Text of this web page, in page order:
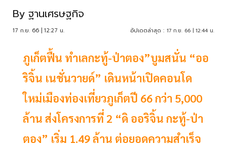
By ฐานเศรษฐกิจ
17 ก.ย. 66 | 12:27 น. อัปเดตล่าสุด : 17 ก.ย. 66 | 12:44 น.
ภูเก็ตฟื้น ทำเลกะทู้-ป่าตอง”บูมสนั่น “ออ
ริจิ้น เนชั่นวายด์” เดินหน้าเปิดคอนโด
ใหม่เมืองท่องเที่ยวภูเก็ตปี 66 กว่า 5,000
ล้าน ส่งโครงการที่ 2​ “ดิ ออริจิ้น กะทู้-ป่า
ตอง” เริ่ม 1.49 ล้าน ต่อยอดความสำเร็จ